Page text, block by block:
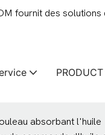
fournit des
PRODUCT
absorbant l'huile